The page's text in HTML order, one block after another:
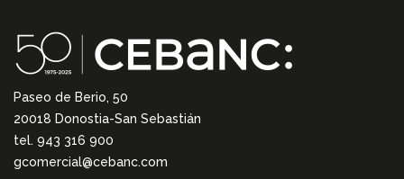
Paseo de Berio, 50
20018 Donostia-San Sebastián
tel. 943 316 900
gcomercial@cebanc.com